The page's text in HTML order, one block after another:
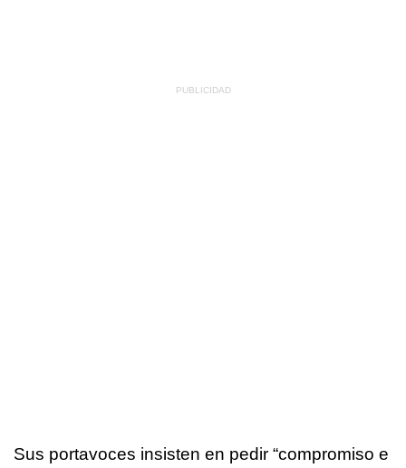
Sus portavoces insisten en pedir “compromiso e